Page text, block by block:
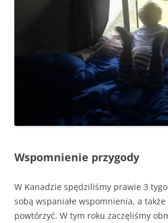
Wspomnienie przygody
W Kanadzie spędziliśmy prawie 3
sobą wspaniałe wspomnienia, a
powtórzyć. W tym roku zaczęliśmy